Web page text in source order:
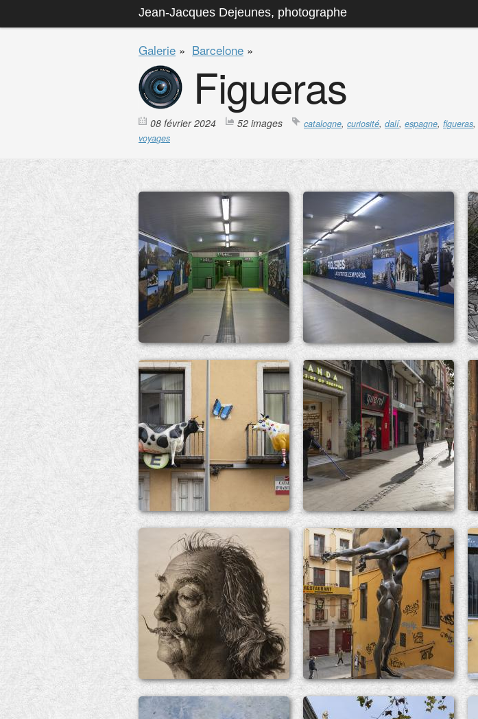
Jean-Jacques Dejeunes, photographe
Galerie » Barcelone »
Figueras
08 février 2024 52 images catalogne, curiosité, dalí, espagne, figueras,
voyages